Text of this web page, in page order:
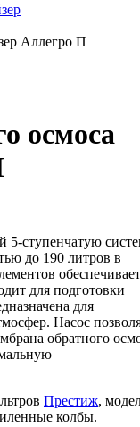
Аллегро П
осмоса
5-ступенчатую
до 190 литров в
обеспечивает
для подготовки
для
Насос
обратного
Престиж,
колбы.